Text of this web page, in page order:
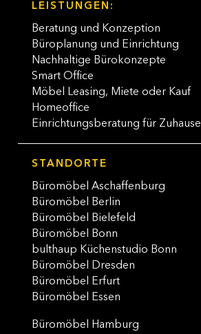
LEISTUNGEN:
Beratung und Konzeption
Büroplanung und Einrichtung
Nachhaltige Bürokonzepte
Smart Office
Möbel Leasing, Miete oder Kauf
Homeoffice
Einrichtungsberatung für Zuhause
STANDORTE
Büromöbel Aschaffenburg
Büromöbel Berlin
Büromöbel Bielefeld
Büromöbel Bonn
bulthaup Küchenstudio Bonn
Büromöbel Dresden
Büromöbel Erfurt
Büromöbel Essen
Büromöbel Hamburg